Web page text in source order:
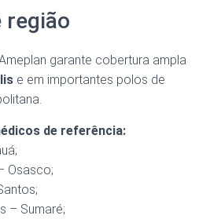
região
garante cobertura ampla
e em importantes polos de
de referência:
Osasco;
– Sumaré;